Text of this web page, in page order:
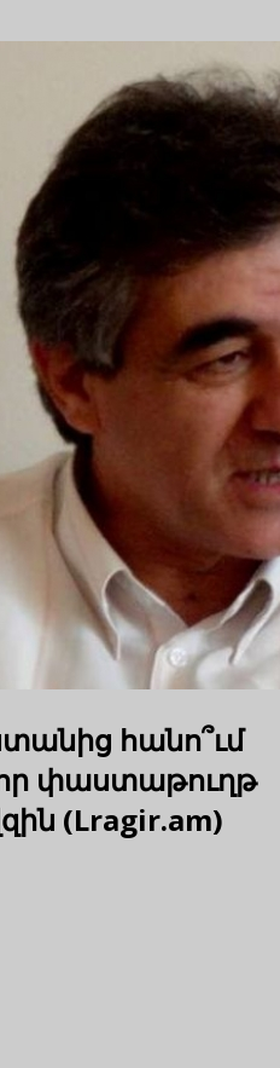
հանո՞ւմ
փաստաթուղթ
(Lragir.am)